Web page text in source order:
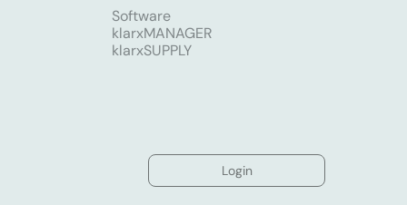
Software
klarxMANAGER
klarxSUPPLY
Login